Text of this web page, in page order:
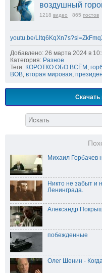
воздушный
1218 видео 865 постов
youtu.be/
Добавлено: 26 марта 2024 в
Категория: Разное
Теги: КОРОТКО ОБО ВСЁМ ,
ВОВ, вторая мировая,
Михаил Горбачев
Никто не забыт и
Ленинграда.
Александр
побежденные
Олег Шенин -